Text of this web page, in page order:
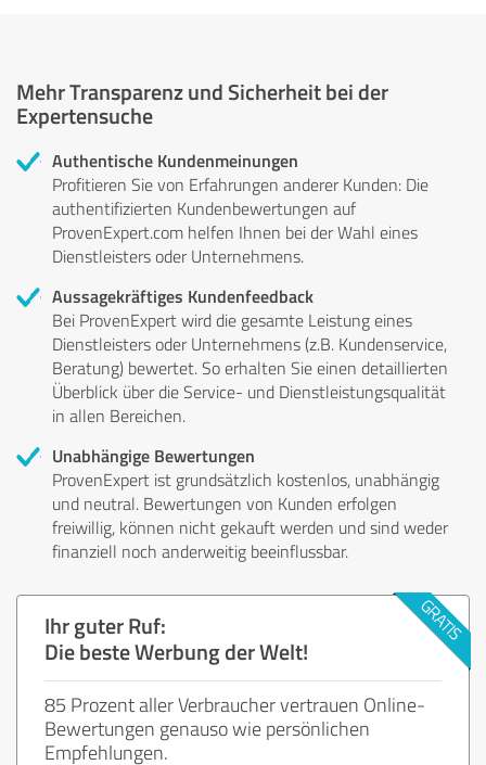
Mehr Transparenz und Sicherheit bei der
Expertensuche
Authentische Kundenmeinungen
Profitieren Sie von Erfahrungen anderer Kunden: Die
authentifizierten Kundenbewertungen auf
ProvenExpert.com helfen Ihnen bei der Wahl eines
Dienstleisters oder Unternehmens.
Aussagekräftiges Kundenfeedback
Bei ProvenExpert wird die gesamte Leistung eines
Dienstleisters oder Unternehmens (z.B. Kundenservice,
Beratung) bewertet. So erhalten Sie einen detaillierten
Überblick über die Service- und Dienstleistungsqualität
in allen Bereichen.
Unabhängige Bewertungen
ProvenExpert ist grundsätzlich kostenlos, unabhängig
und neutral. Bewertungen von Kunden erfolgen
freiwillig, können nicht gekauft werden und sind weder
finanziell noch anderweitig beeinflussbar.
Ihr guter Ruf:
Die beste Werbung der Welt!
85 Prozent aller Verbraucher vertrauen Online-
Bewertungen genauso wie persönlichen
Empfehlungen.